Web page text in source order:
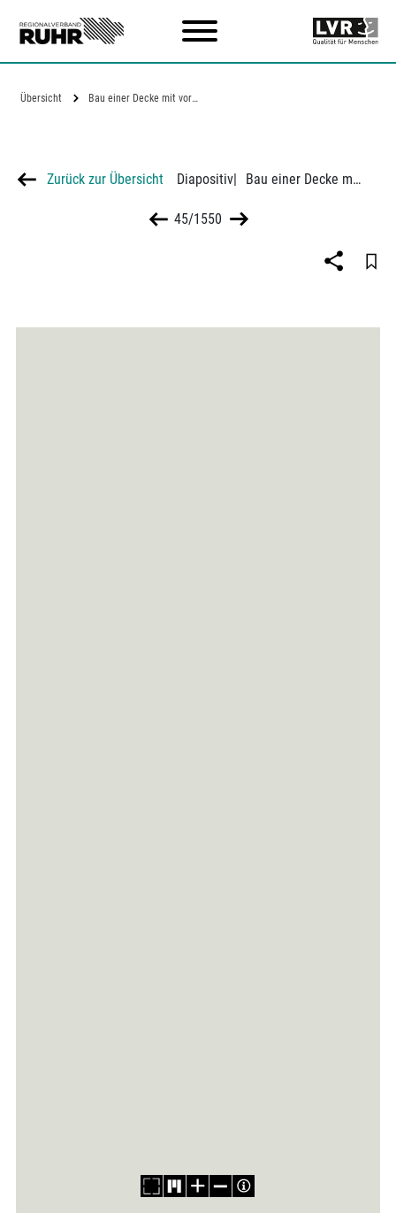
Übersicht Bau einer Decke mit vorgefertigten…
Zurück zur Übersicht Diapositiv| Bau einer Decke mit vorgefertigten Betonteilen
45/1550